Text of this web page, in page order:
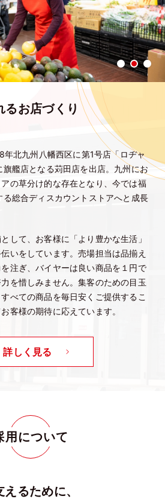
るお店づくり
年北九州八幡西区に第1号店「ロヂャ
艦店となる苅田店を出店。九州にお
の草分け的な存在となり、今では福
総合ディスカウントストアへと成長
して、お客様に「より豊かな生活」
いをしています。売場担当は品揃え
注ぎ、バイヤーは良い商品を１円で
を惜しみません。集客のための目玉
べての商品を毎日安くご提供するこ
客様の期待に応えています。
詳しく見る
用について
るために、